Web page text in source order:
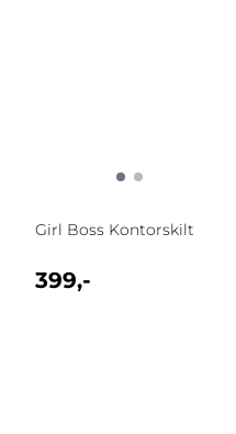
Girl Boss Kontorskilt
399,-